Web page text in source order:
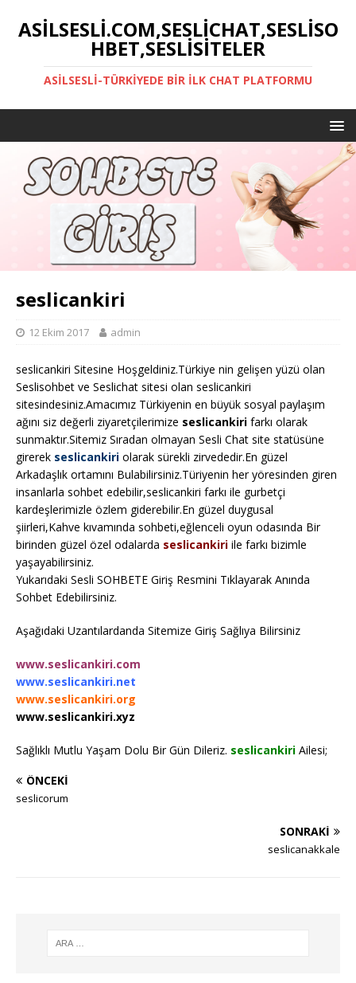
ASILSESLI.COM,SESLICHAT,SESLISO
HBET,SESLISITELER
ASILSESLI-TÜRKIYEDE BIR İLK CHAT PLATFORMU
seslicankiri
12 Ekim 2017 admin
seslicankiri Sitesine Hoşgeldiniz.Türkiye nin gelişen yüzü olan
Seslisohbet ve Seslichat sitesi olan seslicankiri
sitesindesiniz.Amacımız Türkiyenin en büyük sosyal paylaşım
ağını siz değerli ziyaretçilerimize seslicankiri farkı olarak
sunmaktır.Sitemiz Sıradan olmayan Sesli Chat site statüsüne
girerek seslicankiri olarak sürekli zirvededir.En güzel
Arkadaşlık ortamını Bulabilirsiniz.Türiyenin her yöresinden giren
insanlarla sohbet edebilir,seslicankiri farkı ile gurbetçi
kardeşlerimizle özlem giderebilir.En güzel duygusal
şiirleri,Kahve kıvamında sohbeti,eğlenceli oyun odasında Bir
birinden güzel özel odalarda seslicankiri ile farkı bizimle
yaşayabilirsiniz.
Yukarıdaki Sesli SOHBETE Giriş Resmini Tıklayarak Anında
Sohbet Edebilirsiniz.
Aşağıdaki Uzantılardanda Sitemize Giriş Sağlıya Bilirsiniz
www.seslicankiri.com
www.seslicankiri.net
www.seslicankiri.org
www.seslicankiri.xyz
Sağlıklı Mutlu Yaşam Dolu Bir Gün Dileriz. seslicankiri Ailesi;
ÖNCEKI
seslicorum
SONRAKI
seslicanakkale